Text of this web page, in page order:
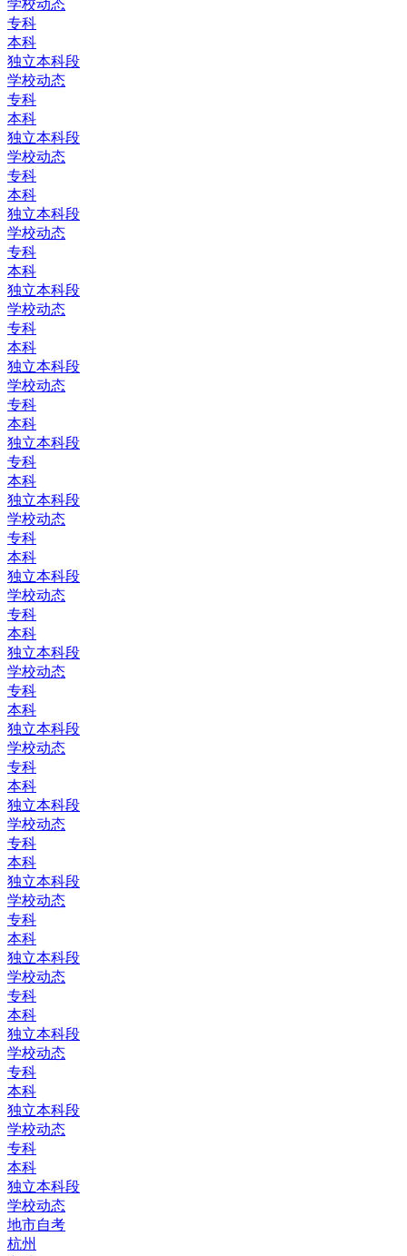
学校动态
专科
本科
独立本科段
学校动态
专科
本科
独立本科段
学校动态
专科
本科
独立本科段
学校动态
专科
本科
独立本科段
学校动态
专科
本科
独立本科段
学校动态
专科
本科
独立本科段
专科
本科
独立本科段
学校动态
专科
本科
独立本科段
学校动态
专科
本科
独立本科段
学校动态
专科
本科
独立本科段
学校动态
专科
本科
独立本科段
学校动态
专科
本科
独立本科段
学校动态
专科
本科
独立本科段
学校动态
专科
本科
独立本科段
学校动态
专科
本科
独立本科段
学校动态
专科
本科
独立本科段
学校动态
地市自考
杭州